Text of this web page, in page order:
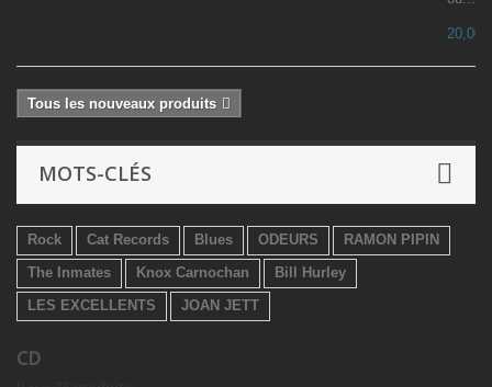
20,00
Tous les nouveaux produits
MOTS-CLÉS
Rock Cat Records Blues ODEURS
RAMON PIPIN
The Inmates
Knox Carnochan
Bill Hurley
LES EXCELLENTS
JOAN JETT
CD